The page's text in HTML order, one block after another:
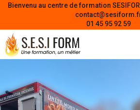
Bienvenu au centre de formation
01 45 95 92 59